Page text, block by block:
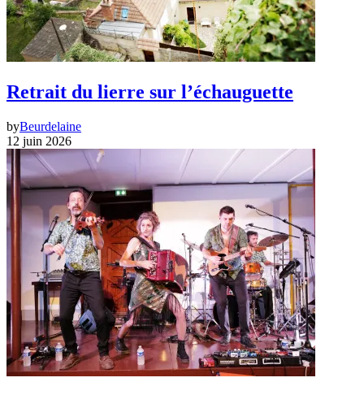
Retrait du lierre sur l’échauguette
byBeurdelaine
12 juin 2026